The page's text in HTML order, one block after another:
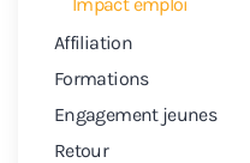
Affiliation
Formations
Engagement jeunes
Retour